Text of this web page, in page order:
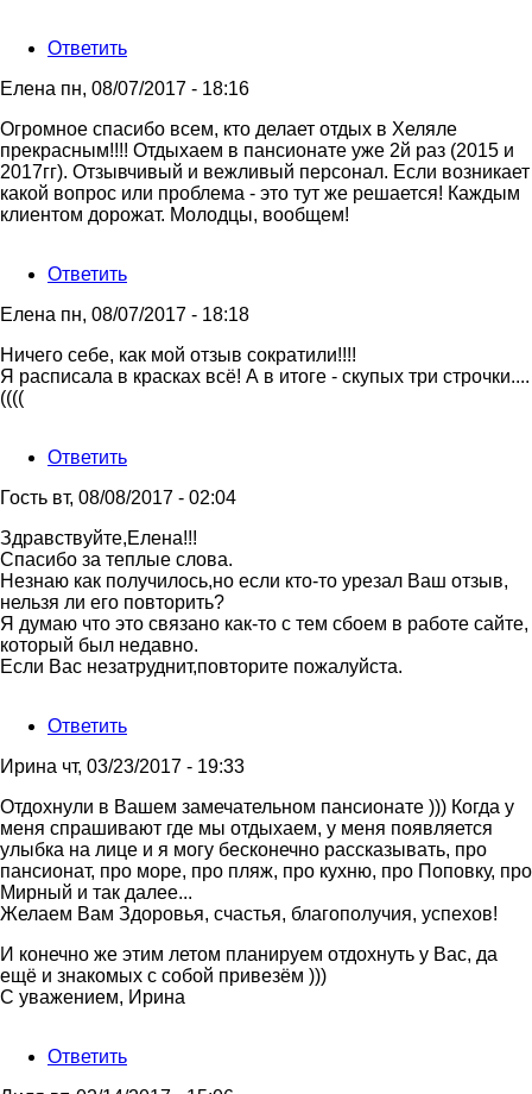
Ответить
Елена пн, 08/07/2017 - 18:16
Огромное спасибо всем, кто делает отдых в Хеляле
прекрасным!!!! Отдыхаем в пансионате уже 2й раз (2015 и
2017гг). Отзывчивый и вежливый персонал. Если возникает
какой вопрос или проблема - это тут же решается! Каждым
клиентом дорожат. Молодцы, вообщем!
Ответить
Елена пн, 08/07/2017 - 18:18
Ответ
на
Огромное
Елена
Ничего себе, как мой отзыв сократили!!!!
Я расписала в красках всё! А в итоге - скупых три строчки....
((((
Ответить
Гость вт, 08/08/2017 - 02:04
Ответ
на
Огромное
спасибо
всем,
кто
от
Здравствуйте,Елена!!!
Спасибо за теплые слова.
Незнаю как получилось,но если кто-то урезал Ваш отзыв,
нельзя ли его повторить?
Я думаю что это связано как-то с тем сбоем в работе сайте,
который был недавно.
Если Вас незатруднит,повторите пожалуйста.
Ответить
Ирина чт, 03/23/2017 - 19:33
Отдохнули в Вашем замечательном пансионате ))) Когда у
меня спрашивают где мы отдыхаем, у меня появляется
улыбка на лице и я могу бесконечно рассказывать, про
пансионат, про море, про пляж, про кухню, про Поповку, про
Мирный и так далее...
Желаем Вам Здоровья, счастья, благополучия, успехов!
И конечно же этим летом планируем отдохнуть у Вас, да
ещё и знакомых с собой привезём )))
С уважением, Ирина
Ответить